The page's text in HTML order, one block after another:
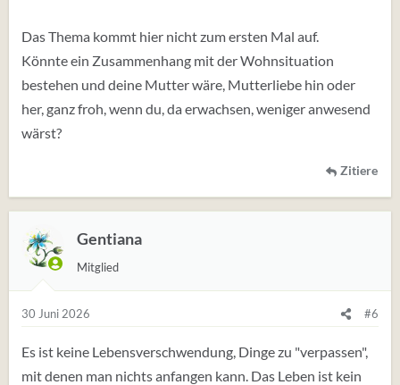
Das Thema kommt hier nicht zum ersten Mal auf.
Könnte ein Zusammenhang mit der Wohnsituation
bestehen und deine Mutter wäre, Mutterliebe hin oder
her, ganz froh, wenn du, da erwachsen, weniger anwesend
wärst?
Zitiere
Gentiana
Mitglied
30 Juni 2026 #6
Es ist keine Lebensverschwendung, Dinge zu "verpassen",
mit denen man nichts anfangen kann. Das Leben ist kein